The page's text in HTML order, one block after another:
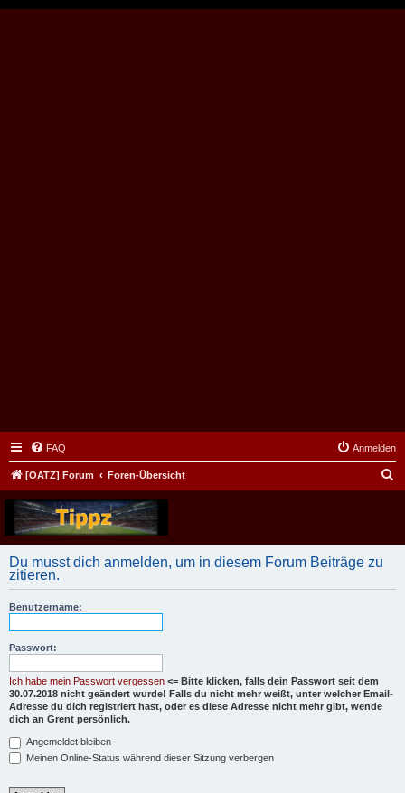
FAQ Anmelden
[OATZ] Forum Foren-Übersicht
Du musst dich anmelden, um in diesem Forum Beiträge zu
zitieren.
Benutzername:
Passwort:
Ich habe mein Passwort vergessen <= Bitte klicken, falls dein Passwort seit dem
30.07.2018 nicht geändert wurde! Falls du nicht mehr weißt, unter welcher Email-
Adresse du dich registriert hast, oder es diese Adresse nicht mehr gibt, wende
dich an Grent persönlich.
Angemeldet bleiben
Meinen Online-Status während dieser Sitzung verbergen